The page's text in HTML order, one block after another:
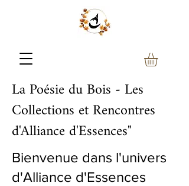
La Poésie du Bois - Les
Collections et Rencontres
d'Alliance d'Essences"
Bienvenue dans l'univers
d'Alliance d'Essences